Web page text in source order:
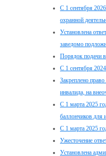
С 1 сентября
охранной
Установлена
заведомо
Порядок подачи в
С 1 сентября
Закреплено
инвалида, на
С 1 марта 2025
баллончиков для
С 1 марта 2025
Ужесточение
Установлена